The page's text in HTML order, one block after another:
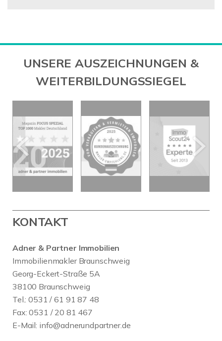
UNSERE AUSZEICHNUNGEN &
WEITERBILDUNGSSIEGEL
KONTAKT
Adner & Partner Immobilien
Immobilienmakler Braunschweig
Georg-Eckert-Straße 5A
38100 Braunschweig
Tel.: 0531 / 61 91 87 48
Fax: 0531 / 20 81 467
E-Mail: info@adnerundpartner.de